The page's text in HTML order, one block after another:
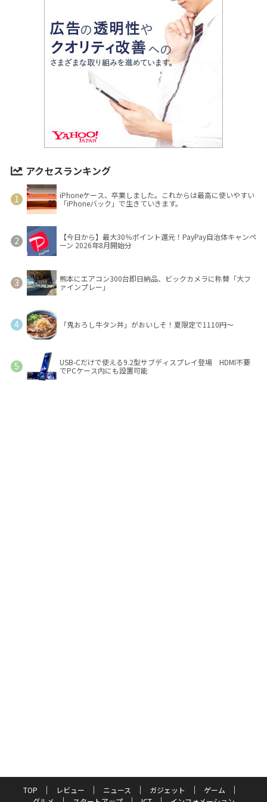
アクセスランキング
iPhoneケース、卒業しました。これからは最高に使いやすい
「iPhoneバック」で生きていきます。
【今日から】最大30％ポイント還元！PayPay自治体キャンペ
ーン 2026年8月開始分
熊本にエアコン300台即日納品、ビックカメラに称賛「大フ
ァインプレー」
「鬼おろし牛タン丼」がおいしそ！夏限定で1110円～
USB-Cだけで使える9.2型サブディスプレイ登場 HDMI不要
でPCケース内にも設置可能
TOP レビュー ニュース ガジェット
ゲーム